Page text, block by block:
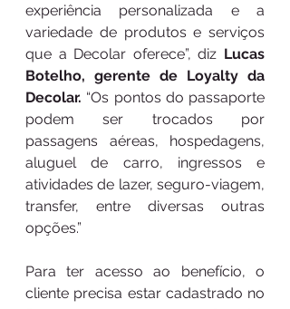
experiência personalizada e a
variedade de produtos e serviços
que a Decolar oferece”, diz Lucas
Botelho, gerente de Loyalty da
Decolar. “Os pontos do passaporte
podem ser trocados por
passagens aéreas, hospedagens,
aluguel de carro, ingressos e
atividades de lazer, seguro-viagem,
transfer, entre diversas outras
opções.”
Para ter acesso ao benefício, o
cliente precisa estar cadastrado no